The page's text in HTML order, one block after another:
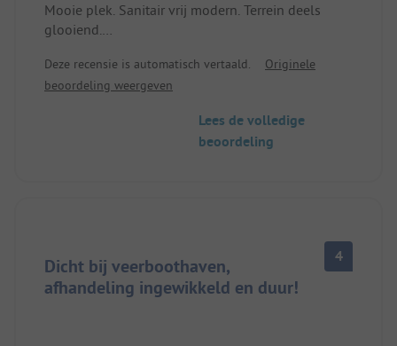
Mooie plek. Sanitair vrij modern. Terrein deels
glooiend.
Deze recensie is automatisch vertaald.
Originele
beoordeling weergeven
Lees de volledige
beoordeling
Dicht bij veerboothaven,
afhandeling ingewikkeld en duur!
4